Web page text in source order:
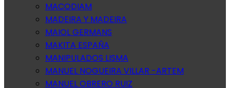
MACODIAM
MADEIRA Y MADEIRA
MAIOL GERMANS
MAKITA ESPAÑA
MANIPULADOS LISMA
MANUEL NOGUEIRA VILLAR -ARTEM
MANUEL OBRERO RUIZ